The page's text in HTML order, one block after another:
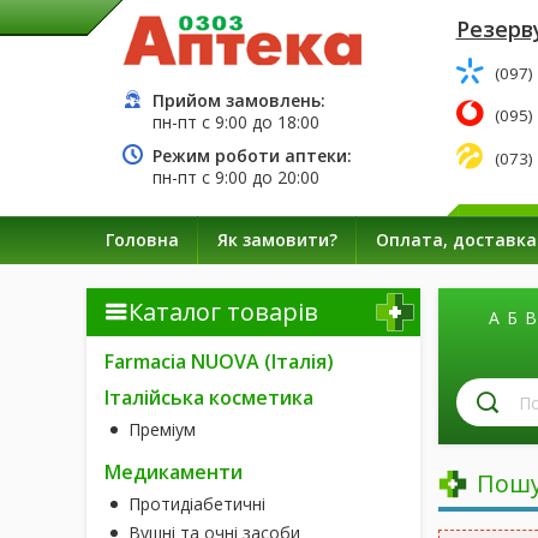
Прийом замовлень:
пн-пт с9:00 до 18:00
Режим роботи аптеки:
пн-пт с9:00 до 20:00
(097)
(095)
(073)
Головна Як замовити? Оплата, доставка
Каталог товарів
Farmacia NUOVA (Італія)
Італійська косметика
Преміум
Медикаменти
Протидіабетичні
Вушні та очні засоби
А Б В
за